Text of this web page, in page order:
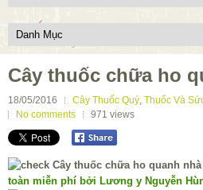
Cây thuốc chữa ho
18/05/2016 Cây Thuốc Quý, Thuốc Và
No comments
971 views
toàn miễn phí bởi Lương y Nguyễn